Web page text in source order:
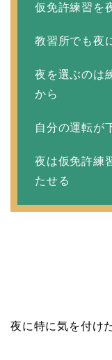
仮免許練習を
教習所でも夜
夜を選ぶのは
から
自分の運転が
夜は仮免許練
たせる
夜に特に気を付け